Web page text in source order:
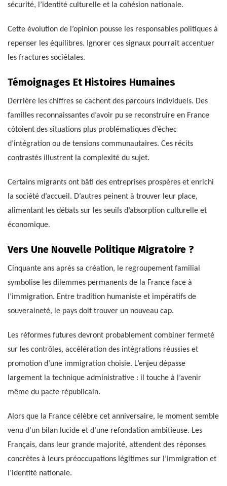
sécurité, l’identité culturelle et la cohésion nationale.
Cette évolution de l’opinion pousse les responsables politiques à
repenser les équilibres. Ignorer ces signaux pourrait accentuer
les fractures sociétales.
Témoignages Et Histoires Humaines
Derrière les chiffres se cachent des parcours individuels. Des
familles reconnaissantes d’avoir pu se reconstruire en France
côtoient des situations plus problématiques d’échec
d’intégration ou de tensions communautaires. Ces récits
contrastés illustrent la complexité du sujet.
Certains migrants ont bâti des entreprises prospères et enrichi
la société d’accueil. D’autres peinent à trouver leur place,
alimentant les débats sur les seuils d’absorption culturelle et
économique.
Vers Une Nouvelle Politique Migratoire ?
Cinquante ans après sa création, le regroupement familial
symbolise les dilemmes permanents de la France face à
l’immigration. Entre tradition humaniste et impératifs de
souveraineté, le pays doit trouver un nouveau cap.
Les réformes futures devront probablement combiner fermeté
sur les contrôles, accélération des intégrations réussies et
promotion d’une immigration choisie. L’enjeu dépasse
largement la technique administrative : il touche à l’avenir
même du pacte républicain.
Alors que la France célèbre cet anniversaire, le moment semble
venu d’un bilan lucide et d’une refondation ambitieuse. Les
Français, dans leur grande majorité, attendent des réponses
concrètes à leurs préoccupations légitimes sur l’immigration et
l’identité nationale.